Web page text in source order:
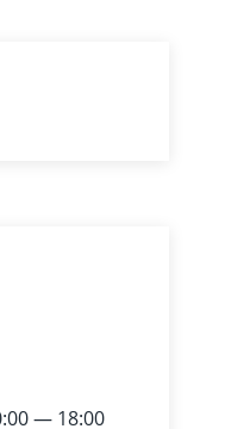
— 18:00